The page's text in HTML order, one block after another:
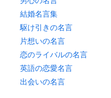
結婚名言集
駆け引きの名言
片想いの名言
恋のライバルの名言
英語の恋愛名言
出会いの名言